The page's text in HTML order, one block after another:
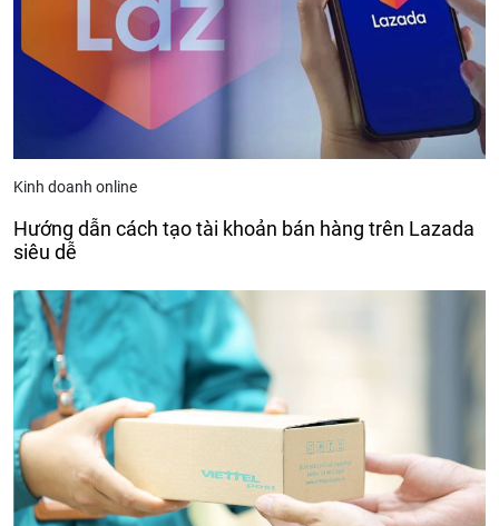
Kinh doanh online
Hướng dẫn cách tạo tài khoản bán hàng trên Lazada
siêu dễ